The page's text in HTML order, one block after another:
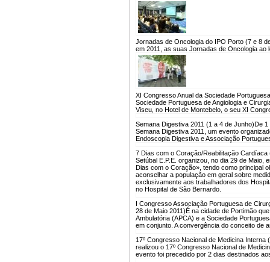
Jornadas de Oncologia do IPO Porto (7 e 8
em 2011, as suas Jornadas de Oncologia ao
XI Congresso Anual da Sociedade
Sociedade Portuguesa de Angiologia e
Viseu, no Hotel de Montebelo, o seu XI
Semana Digestiva 2011 (1 a 4 de Junho) De
Semana Digestiva 2011, um evento
Endoscopia Digestiva e Associação
7 Dias com o Coração/Reabilitação Cardíaca
Setúbal E.P.E. organizou, no dia 29 de Maio,
Dias com o Coração», tendo como principal
aconselhar a população em geral sobre
exclusivamente aos trabalhadores dos
no Hospital de São Bernardo.
I Congresso Associação Portuguesa de
28 de Maio 2011) É na cidade de Portimão
Ambulatória (APCA) e a Sociedade
em conjunto. A convergência do conceito de
17º Congresso Nacional de Medicina Interna
realizou o 17º Congresso Nacional de
evento foi precedido por 2 dias destinados